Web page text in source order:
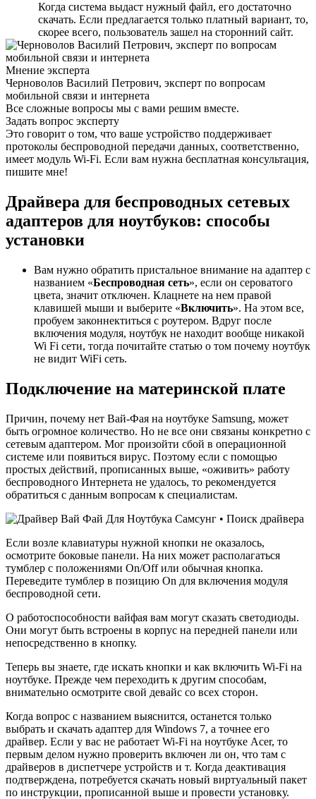
Когда система выдаст нужный файл, его достаточно
скачать. Если предлагается только платный вариант, то,
скорее всего, пользователь зашел на сторонний сайт.
Мнение эксперта
Черноволов Василий Петрович, эксперт по вопросам
мобильной связи и интернета
Все сложные вопросы мы с вами решим вместе.
Задать вопрос эксперту
Это говорит о том, что ваше устройство поддерживает
протоколы беспроводной передачи данных, соответственно,
имеет модуль Wi-Fi. Если вам нужна бесплатная консультация,
пишите мне!
Драйвера для беспроводных сетевых
адаптеров для ноутбуков: способы
установки
Вам нужно обратить пристальное внимание на адаптер с
названием «Беспроводная сеть», если он сероватого
цвета, значит отключен. Клацнете на нем правой
клавишей мыши и выберите «Включить». На этом все,
пробуем законнектиться с роутером. Вдруг после
включения модуля, ноутбук не находит вообще никакой
Wi Fi сети, тогда почитайте статью о том почему ноутбук
не видит WiFi сеть.
Подключение на материнской плате
Причин, почему нет Вай-Фая на ноутбуке Samsung, может
быть огромное количество. Но не все они связаны конкретно с
сетевым адаптером. Мог произойти сбой в операционной
системе или появиться вирус. Поэтому если с помощью
простых действий, прописанных выше, «оживить» работу
беспроводного Интернета не удалось, то рекомендуется
обратиться с данным вопросам к специалистам.
Если возле клавиатуры нужной кнопки не оказалось,
осмотрите боковые панели. На них может располагаться
тумблер с положениями On/Off или обычная кнопка.
Переведите тумблер в позицию On для включения модуля
беспроводной сети.
О работоспособности вайфая вам могут сказать светодиоды.
Они могут быть встроены в корпус на передней панели или
непосредственно в кнопку.
Теперь вы знаете, где искать кнопки и как включить Wi-Fi на
ноутбуке. Прежде чем переходить к другим способам,
внимательно осмотрите свой девайс со всех сторон.
Когда вопрос с названием выяснится, останется только
выбрать и скачать адаптер для Windows 7, а точнее его
драйвер. Если у вас не работает Wi-Fi на ноутбуке Acer, то
первым делом нужно проверить включен ли он, что там с
драйверов в диспетчере устройств и т. Когда деактивация
подтверждена, потребуется скачать новый виртуальный пакет
по инструкции, прописанной выше и провести установку.